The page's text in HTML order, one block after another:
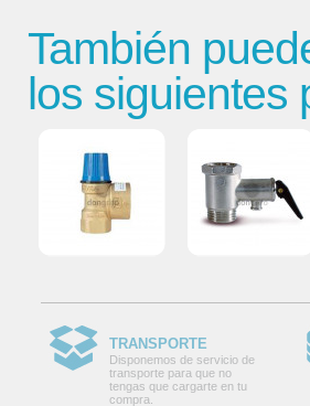
También
los siguientes
TRANSPORTE
Disponemos de servicio de
transporte para que no
tengas que cargarte en tu
compra.